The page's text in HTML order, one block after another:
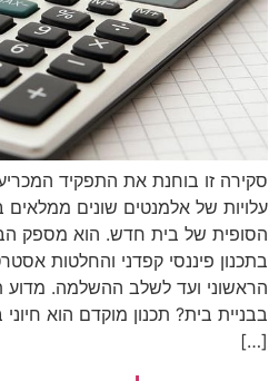
סקירה זו בוחנת את התפקיד
עלויות של אלמנטים שונים ממלאים
הסופית של בית חדש. הוא מספק
בתכנון פיננסי קפדני והחלטות
הראשוני ועד לשלב ההשלמה. מדוע
בבניית בית? תכנון מוקדם הוא
[…]